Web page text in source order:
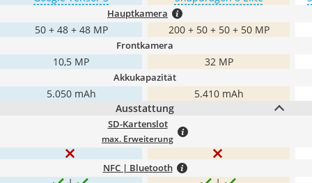
Hauptkamera
50 + 48 + 48 MP 200 + 50 + 50 + 50 MP
Frontkamera
10,5 MP 32 MP
Akkukapazität
5.050 mAh
5.410 mAh
Ausstattung
SD-Kartenslot
max. Erweiterung
NFC | Bluetooth